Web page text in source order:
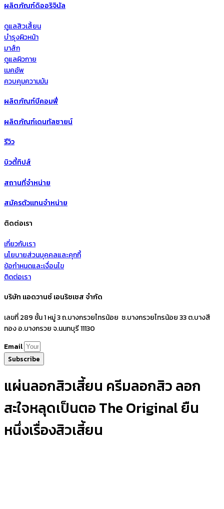
ผลิตภัณฑ์ดิออริจินัล
ดูแลสิวเสี้ยน
บำรุงผิวหน้า
มาส์ก
ดูแลผิวกาย
เมคอัพ
ควบคุมความมัน
ผลิตภัณฑ์บีคอมฟี่
ผลิตภัณฑ์เดนทัลซายน์
รีวิว
บิวตี้ทิปส์
สถานที่จำหน่าย
สมัครตัวแทนจำหน่าย
ติดต่อเรา
เกี่ยวกับเรา
นโยบายส่วนบุคคลและคุกกี้
ข้อกำหนดและเงื่อนไข
ติดต่อเรา
บริษัท แอดวานซ์ เอนริชเชส จำกัด
เลขที่ 289 ชั้น 1 หมู่ 3 ถ.บางกรวยไทรน้อย ซ.บางกรวยไทรน้อย 33 ต.บางสี
ทอง อ.บางกรวย จ.นนทบุรี 11130
Email
Subscribe
แผ่นลอกสิวเสี้ยน ครีมลอกสิว ลอก
สะใจหลุดเป็นตอ The Original ยืน
หนึ่งเรื่องสิวเสี้ยน